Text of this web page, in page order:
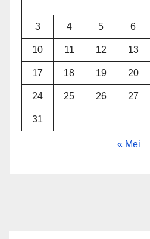
3 4 5 6
10 11 12 13
17 18 19 20
24 25 26 27
31
« Mei